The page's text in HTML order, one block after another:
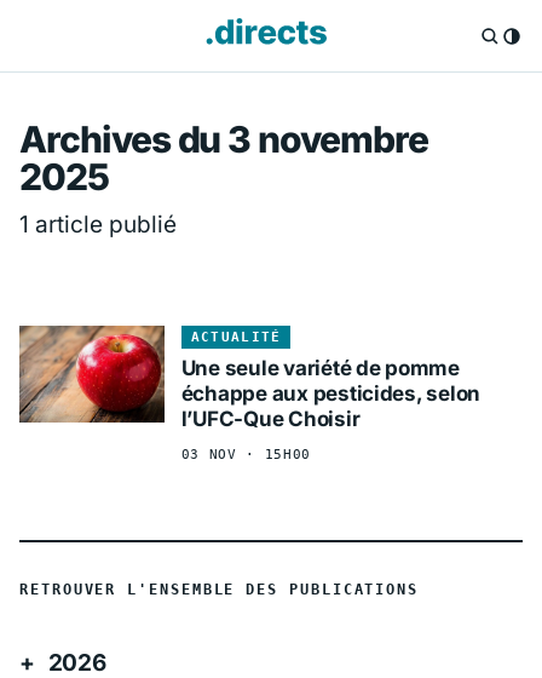
Directs.fr —
Archives du 3 novembre
2025
1 article publié
ACTUALITÉ
Une seule variété de pomme
échappe aux pesticides, selon
l’UFC-Que Choisir
03 NOV · 15H00
RETROUVER L'ENSEMBLE DES PUBLICATIONS
2026